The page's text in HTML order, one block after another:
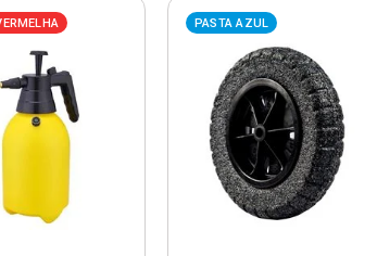
PASTA AZUL